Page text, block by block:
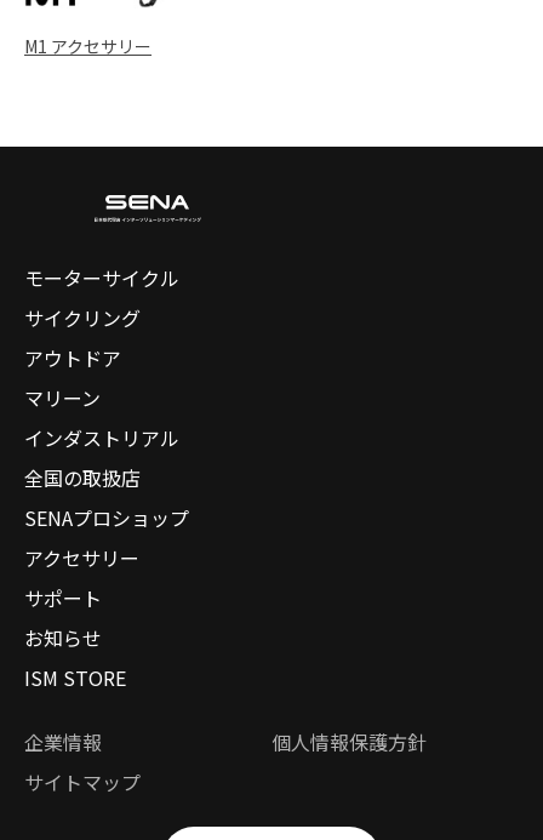
M1 アクセサリー
モーターサイクル
サイクリング
アウトドア
マリーン
インダストリアル
全国の取扱店
SENAプロショップ
アクセサリー
サポート
お知らせ
ISM STORE
企業情報
個人情報保護方針
サイトマップ